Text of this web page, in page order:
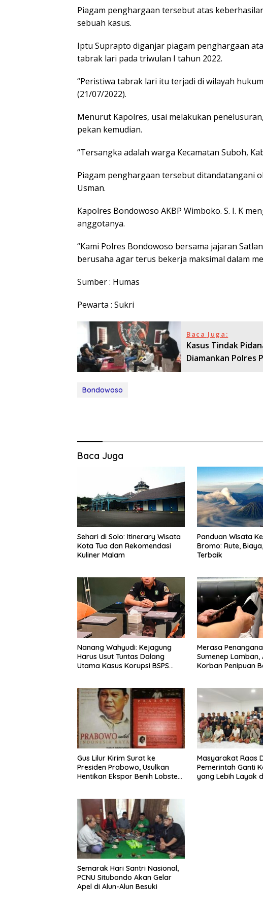
Piagam penghargaan tersebut atas
sebuah kasus.
Iptu Suprapto diganjar piagam penghargaan
tabrak lari pada triwulan I tahun 2022.
“Peristiwa tabrak lari itu terjadi di wilayah
(21/07/2022).
Menurut Kapolres, usai melakukan
pekan kemudian.
“Tersangka adalah warga Kecamatan Suboh,
Piagam penghargaan tersebut ditandatangani
Usman.
Kapolres Bondowoso AKBP Wimboko. S. I. K
anggotanya.
“Kami Polres Bondowoso bersama jajaran
berusaha agar terus bekerja maksimal dalam
Sumber : Humas
Pewarta : Sukri
Baca Juga:
Kasus Tindak
Diamankan Polres
Bondowoso
Baca Juga
Sehari di Solo: Itinerary Wisata
Kota Tua dan Rekomendasi
Kuliner Malam
Panduan Wisata
Bromo: Rute,
Terbaik
Nanang Wahyudi: Kejagung
Harus Usut Tuntas Dalang
Utama Kasus Korupsi BSPS
Merasa
Sumenep Lamban,
Korban Penipuan
Gus Lilur Kirim Surat ke
Presiden Prabowo, Usulkan
Hentikan Ekspor Benih Lobster
Masyarakat Raas
Pemerintah Ganti
yang Lebih Layak
Semarak Hari Santri Nasional,
PCNU Situbondo Akan Gelar
Apel di Alun-Alun Besuki